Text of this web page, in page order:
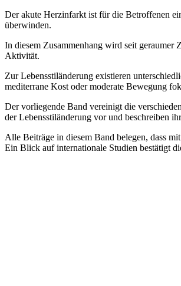
Der akute Herzinfarkt ist für die Betroffenen
überwinden.
In diesem Zusammenhang wird seit
Aktivität.
Zur Lebensstiländerung existieren
mediterrane Kost oder moderate Bewegung
Der vorliegende Band vereinigt die
der Lebensstiländerung vor und beschreiben
Alle Beiträge in diesem Band belegen, dass
Ein Blick auf internationale Studien bestätigt